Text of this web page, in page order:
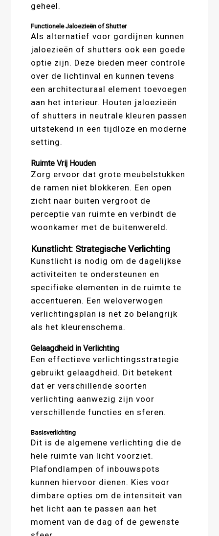
geheel.
Functionele Jaloezieën of Shutter
Als alternatief voor gordijnen kunnen
jaloezieën of shutters ook een goede
optie zijn. Deze bieden meer controle
over de lichtinval en kunnen tevens
een architecturaal element toevoegen
aan het interieur. Houten jaloezieën
of shutters in neutrale kleuren passen
uitstekend in een tijdloze en moderne
setting.
Ruimte Vrij Houden
Zorg ervoor dat grote meubelstukken
de ramen niet blokkeren. Een open
zicht naar buiten vergroot de
perceptie van ruimte en verbindt de
woonkamer met de buitenwereld.
Kunstlicht: Strategische Verlichting
Kunstlicht is nodig om de dagelijkse
activiteiten te ondersteunen en
specifieke elementen in de ruimte te
accentueren. Een weloverwogen
verlichtingsplan is net zo belangrijk
als het kleurenschema.
Gelaagdheid in Verlichting
Een effectieve verlichtingsstrategie
gebruikt gelaagdheid. Dit betekent
dat er verschillende soorten
verlichting aanwezig zijn voor
verschillende functies en sferen.
Basisverlichting
Dit is de algemene verlichting die de
hele ruimte van licht voorziet.
Plafondlampen of inbouwspots
kunnen hiervoor dienen. Kies voor
dimbare opties om de intensiteit van
het licht aan te passen aan het
moment van de dag of de gewenste